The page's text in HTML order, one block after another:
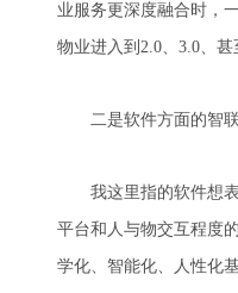
业服务更深度融合时，
物业进入到2.0、3.0、
二是软件方面的智联
我这里指的软件想表
平台和人与物交互程度
学化、智能化、人性化